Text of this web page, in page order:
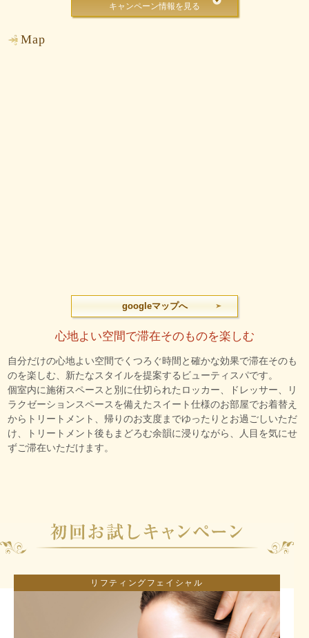
キャンペーン情報を見る
Map
googleマップへ
心地よい空間で滞在そのものを楽しむ
自分だけの心地よい空間でくつろぐ時間と確かな効果で滞在そのも
のを楽しむ、新たなスタイルを提案するビューティスパです。
個室内に施術スペースと別に仕切られたロッカー、ドレッサー、リ
ラクゼーションスペースを備えたスイート仕様のお部屋でお着替え
からトリートメント、帰りのお支度までゆったりとお過ごしいただ
け、トリートメント後もまどろむ余韻に浸りながら、人目を気にせ
ずご滞在いただけます。
リフティングフェイシャル